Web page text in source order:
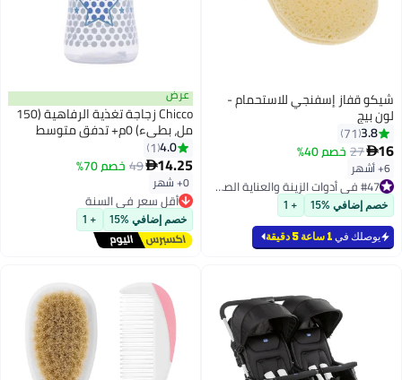
شيكو قفاز إسفنجي للاستحمام -
لون بيج
3.8
71
16
27 خصم 40%
6+ أشهر
تم بيع +20 مؤخرًا
خصم إضافي %15 + 1
يوصلك في 1 ساعة 5 دقيقة
عرض
Chicco زجاجة تغذية الرفاهية (150
مل، بطيء) 0م+ تدفق متوسط
(أزرق)
4.0
1
14.25
49 خصم 70%
0+ شهر أقل سعر في السنة
توصيل مجاني
أقل سعر في السنة
خصم إضافي %15 + 1